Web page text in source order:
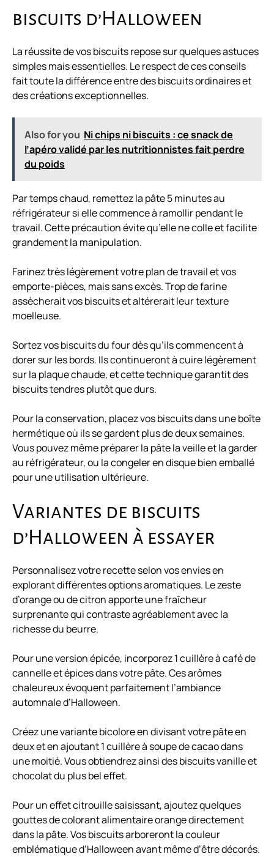
biscuits d’Halloween
La réussite de vos biscuits repose sur quelques astuces
simples mais essentielles. Le respect de ces conseils
fait toute la différence entre des biscuits ordinaires et
des créations exceptionnelles.
Also for you Ni chips ni biscuits : ce snack de
l’apéro validé par les nutritionnistes fait perdre
du poids
Par temps chaud, remettez la pâte 5 minutes au
réfrigérateur si elle commence à ramollir pendant le
travail. Cette précaution évite qu’elle ne colle et facilite
grandement la manipulation.
Farinez très légèrement votre plan de travail et vos
emporte-pièces, mais sans excès. Trop de farine
assècherait vos biscuits et altérerait leur texture
moelleuse.
Sortez vos biscuits du four dès qu’ils commencent à
dorer sur les bords. Ils continueront à cuire légèrement
sur la plaque chaude, et cette technique garantit des
biscuits tendres plutôt que durs.
Pour la conservation, placez vos biscuits dans une boîte
hermétique où ils se gardent plus de deux semaines.
Vous pouvez même préparer la pâte la veille et la garder
au réfrigérateur, ou la congeler en disque bien emballé
pour une utilisation ultérieure.
Variantes de biscuits
d’Halloween à essayer
Personnalisez votre recette selon vos envies en
explorant différentes options aromatiques. Le zeste
d’orange ou de citron apporte une fraîcheur
surprenante qui contraste agréablement avec la
richesse du beurre.
Pour une version épicée, incorporez 1 cuillère à café de
cannelle et épicesdans votre pâte. Ces arômes
chaleureux évoquent parfaitement l’ambiance
automnale d’Halloween.
Créez une variante bicolore en divisant votre pâte en
deux et en ajoutant 1 cuillère à soupe de cacao dans
une moitié. Vous obtiendrez ainsi des biscuits vanille et
chocolat du plus bel effet.
Pour un effet citrouille saisissant, ajoutez quelques
gouttes de colorant alimentaire orange directement
dans la pâte. Vos biscuits arboreront la couleur
emblématique d’Halloween avant même d’être décorés.